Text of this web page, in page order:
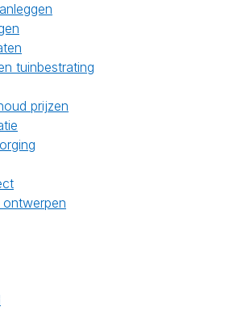
tuinbestrating
prijzen
ontwerpen